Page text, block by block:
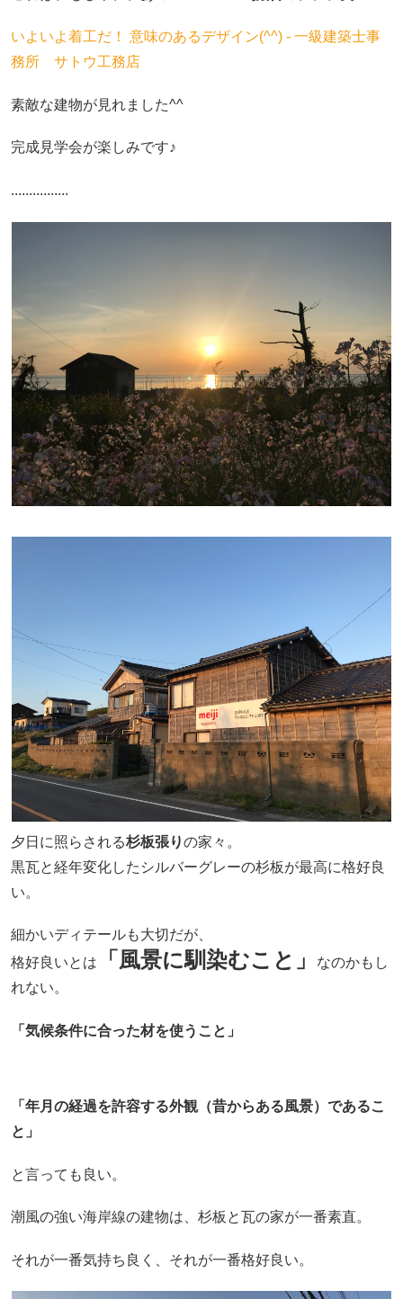
いよいよ着工だ！ 意味のあるデザイン(^^) - 一級建築士事
務所 サトウ工務店
素敵な建物が見れました^^
完成見学会が楽しみです♪
................
夕日に照らされる杉板張りの家々。
黒瓦と経年変化したシルバーグレーの杉板が最高に格好良
い。
細かいディテールも大切だが、
格好良いとは
「風景に馴染むこと」
なのかもし
れない。
「気候条件に合った材を使うこと」
「年月の経過を許容する外観（昔からある風景）であるこ
と」
と言っても良い。
潮風の強い海岸線の建物は、杉板と瓦の家が一番素直。
それが一番気持ち良く、それが一番格好良い。